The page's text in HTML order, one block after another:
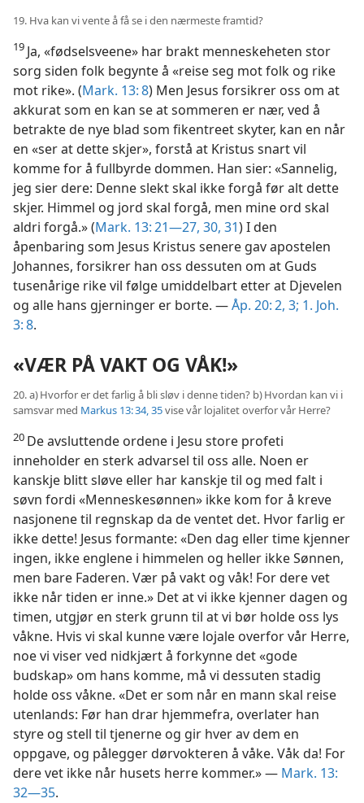
19. Hva kan vi vente å få se i den nærmeste framtid?
19 Ja, «fødselsveene» har brakt menneskeheten stor
sorg siden folk begynte å «reise seg mot folk og rike
mot rike». (Mark. 13: 8) Men Jesus forsikrer oss om at
akkurat som en kan se at sommeren er nær, ved å
betrakte de nye blad som fikentreet skyter, kan en når
en «ser at dette skjer», forstå at Kristus snart vil
komme for å fullbyrde dommen. Han sier: «Sannelig,
jeg sier dere: Denne slekt skal ikke forgå før alt dette
skjer. Himmel og jord skal forgå, men mine ord skal
aldri forgå.» (Mark. 13: 21—27, 30, 31) I den
åpenbaring som Jesus Kristus senere gav apostelen
Johannes, forsikrer han oss dessuten om at Guds
tusenårige rike vil følge umiddelbart etter at Djevelen
og alle hans gjerninger er borte. —Åp. 20: 2, 3; 1. Joh.
3: 8.
«VÆR PÅ VAKT OG VÅK!»
20. a) Hvorfor er det farlig å bli sløv i denne tiden? b) Hvordan kan vi i
samsvar med Markus 13: 34, 35vise vår lojalitet overfor vår Herre?
20 De avsluttende ordene i Jesu store profeti
inneholder en sterk advarsel til oss alle. Noen er
kanskje blitt sløve eller har kanskje til og med falt i
søvn fordi «Menneskesønnen» ikke kom for å kreve
nasjonene til regnskap da de ventet det. Hvor farlig er
ikke dette! Jesus formante: «Den dag eller time kjenner
ingen, ikke englene i himmelen og heller ikke Sønnen,
men bare Faderen. Vær på vakt og våk! For dere vet
ikke når tiden er inne.» Det at vi ikke kjenner dagen og
timen, utgjør en sterk grunn til at vi bør holde oss lys
våkne. Hvis vi skal kunne være lojale overfor vår Herre,
noe vi viser ved nidkjært å forkynne det «gode
budskap» om hans komme, må vi dessuten stadig
holde oss våkne. «Det er som når en mann skal reise
utenlands: Før han drar hjemmefra, overlater han
styre og stell til tjenerne og gir hver av dem en
oppgave, og pålegger dørvokteren å våke. Våk da! For
dere vet ikke når husets herre kommer.» — Mark. 13:
32—35.